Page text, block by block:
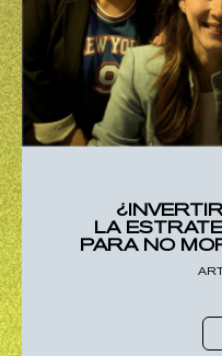
LA
PARA NO